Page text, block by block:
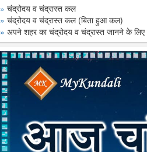
» चंद्रोदय व चंद्रास्त कल
» चंद्रोदय व चंद्रास्त कल (बिता हुआ कल)
» अपने शहर का चंद्रोदय व चंद्रास्त जानने के लिए